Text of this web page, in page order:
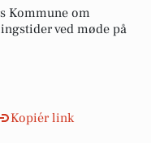
Kommune om
ved møde på
Kopiér link